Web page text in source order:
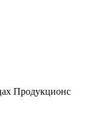
Продукционс